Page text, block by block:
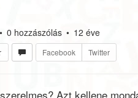
• 0 hozzászólás • 12 éve
Facebook Twitter
Azt kellene